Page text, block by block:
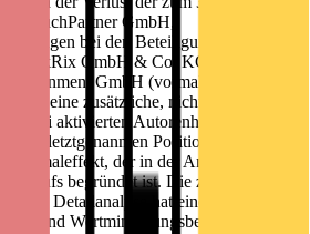
BuchPartner GmbH,
bei den Beteiligungs- und
BookRix GmbH & Co. KG, Beam
GmbH (vormals firmierend
eine zusätzliche, nicht Cashflow-
bei aktivierten Autorenhonoraren in
der letztgenannten Position handelt sich
Einmaleffekt, der in der Anpassung des
begründet ist. Die zum
Detailanalyse hat einen um EUR 3
und Wertminderungsbedarf ergeben,